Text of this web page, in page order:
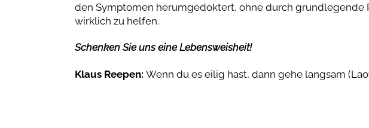
den Symptomen herumgedoktert, ohne durch grundlegende
wirklich zu helfen.
Schenken Sie uns eine Lebensweisheit!
Klaus Reepen: Wenn du es eilig hast, dann gehe langsam